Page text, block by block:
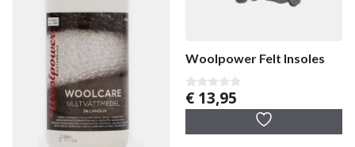
Woolpower Felt Insoles
0
v
5
€ 13,95